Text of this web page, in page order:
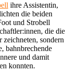
ihre Assistentin,
die beiden
und Strobell
die die
sondern
bahnbrechende
und damit
konnten.